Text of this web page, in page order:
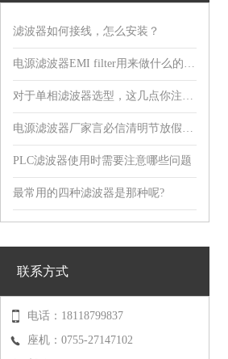
滤波器如何接线，怎么安装？
电源滤波器EMI filter用来做什么的，有什么用?
对于单相滤波器选型，这几点你注意到了吗?
电源滤波器厂家言必信清明节放假通知！
PLC滤波器使用时需要注意哪些问题
最常用的四种滤波器是那种呢?
联系方式
电话：18118799837
座机：0755-27147102